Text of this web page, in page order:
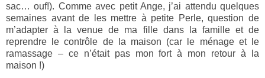
sac… ouf!). Comme avec petit Ange, j’ai attendu quelques
semaines avant de les mettre à petite Perle, question de
m’adapter à la venue de ma fille dans la famille et de
reprendre le contrôle de la maison (car le ménage et le
ramassage – ce n’était pas mon fort à mon retour à la
maison !)